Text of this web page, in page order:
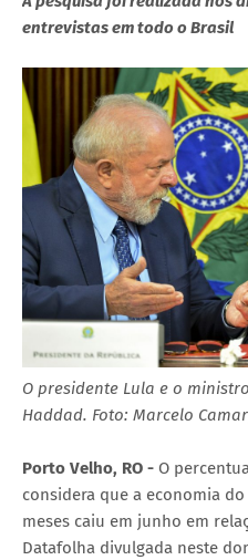
entrevistas em todo o Brasil
O presidente Lula e o
Haddad. Foto: Marcelo
Porto Velho, RO - O
considera que a economia
meses caiu em junho em
Datafolha divulgada neste